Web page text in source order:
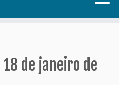
18 de janeiro de